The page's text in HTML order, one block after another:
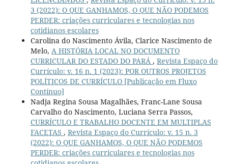
3 (2022): O QUE GANHAMOS, O QUE NÃO PODEMOS
PERDER: criações curriculares e tecnologias nos
cotidianos escolares
Carolina do Nascimento Ávila, Clarice Nascimento de
Melo, A HISTÓRIA LOCAL NO DOCUMENTO
CURRICULAR DO ESTADO DO PARÁ , Revista Espaço do
Currículo: v. 16 n. 1 (2023): POR OUTROS PROJETOS
POLÍTICOS DE CURRÍCULO [Publicação em Fluxo
Contínuo]
Nadja Regina Sousa Magalhães, Franc-Lane Sousa
Carvalho do Nascimento, Luciana Serra Passos,
CURRÍCULO E TRABALHO DOCENTE EM MULTIPLAS
FACETAS , Revista Espaço do Currículo: v. 15 n. 3
(2022): O QUE GANHAMOS, O QUE NÃO PODEMOS
PERDER: criações curriculares e tecnologias nos